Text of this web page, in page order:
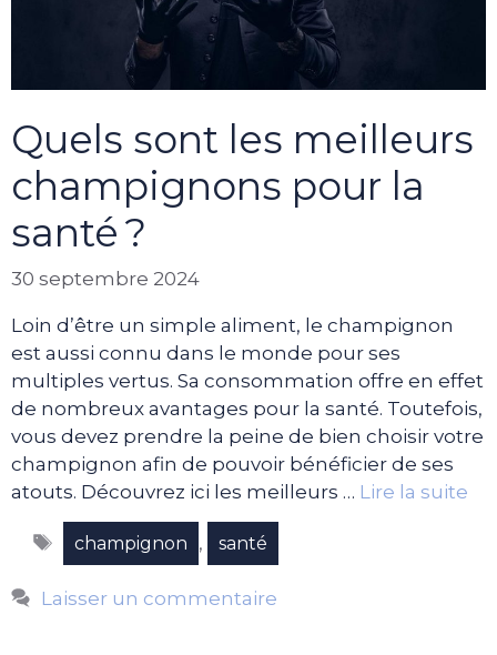
Quels sont les meilleurs
champignons pour la
santé ?
30 septembre 2024
Loin d’être un simple aliment, le champignon
est aussi connu dans le monde pour ses
multiples vertus. Sa consommation offre en effet
de nombreux avantages pour la santé. Toutefois,
vous devez prendre la peine de bien choisir votre
champignon afin de pouvoir bénéficier de ses
atouts. Découvrez ici les meilleurs … Lire la suite
Étiquettes
champignon , santé
Laisser un commentaire